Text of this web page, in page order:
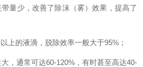
带量少，改善了除沫（雾）效果，提高了
上的液滴，脱除效率一般大于95%；
，通常可达60-120%，有时甚至高达40-